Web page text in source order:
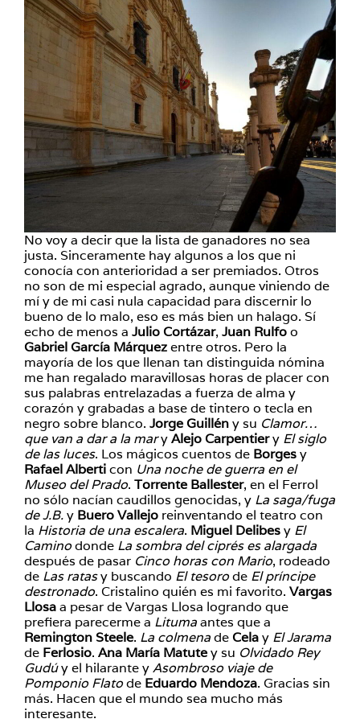
No voy a decir que la lista de ganadores no sea
justa. Sinceramente hay algunos a los que ni
conocía con anterioridad a ser premiados. Otros
no son de mi especial agrado, aunque viniendo de
mí y de mi casi nula capacidad para discernir lo
bueno de lo malo, eso es más bien un halago. Sí
echo de menos a Julio Cortázar, Juan Rulfoo
Gabriel García Márquezentre otros. Pero la
mayoría de los que llenan tan distinguida nómina
me han regalado maravillosas horas de placer con
sus palabras entrelazadas a fuerza de alma y
corazón y grabadas a base de tintero o tecla en
negro sobre blanco. Jorge Guillény su Clamor…
que van a dar a la maryAlejo Carpentiery El siglo
de las luces. Los mágicos cuentos de Borgesy
Rafael Alberticon Una noche de guerra en el
Museo del Prado. Torrente Ballester, en el Ferrol
no sólo nacían caudillos genocidas, y La saga/fuga
de J.B.y Buero Vallejo reinventando el teatro con
la Historia de una escalera. Miguel Delibesy El
Caminodonde La sombra del ciprés es alargada
después de pasar Cinco horas con Mario, rodeado
de Las ratasy buscando El tesorode El príncipe
destronado. Cristalino quién es mi favorito. Vargas
Llosaa pesar de Vargas Llosa logrando que
prefiera parecerme a Litumaantes que a
Remington Steele. La colmenade Celay El Jarama
de Ferlosio. Ana María Matutey su Olvidado Rey
Gudúy el hilarante yAsombroso viaje de
Pomponio Flatode Eduardo Mendoza. Gracias sin
más. Hacen que el mundo sea mucho más
interesante.